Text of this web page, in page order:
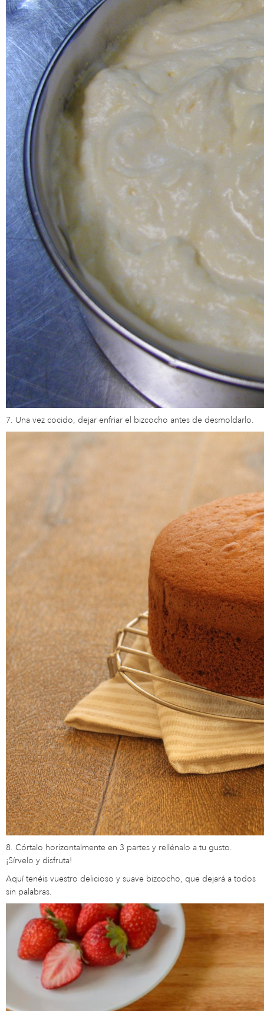
7. Una vez cocido, dejar enfriar el bizcocho antes de desmoldarlo.
8. Córtalo horizontalmente en 3 partes y rellénalo a tu gusto.
¡Sírvelo y disfruta!
Aquí tenéis vuestro delicioso y suave bizcocho, que dejará a todos
sin palabras.